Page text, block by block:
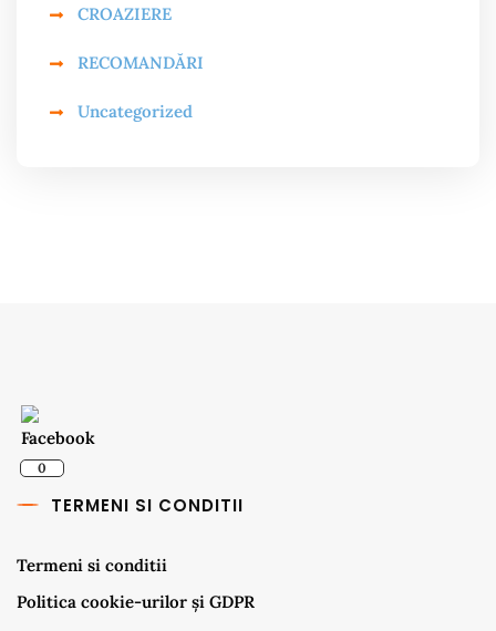
CROAZIERE
RECOMANDĂRI
Uncategorized
0
TERMENI SI CONDITII
Termeni si conditii
Politica cookie-urilor și GDPR